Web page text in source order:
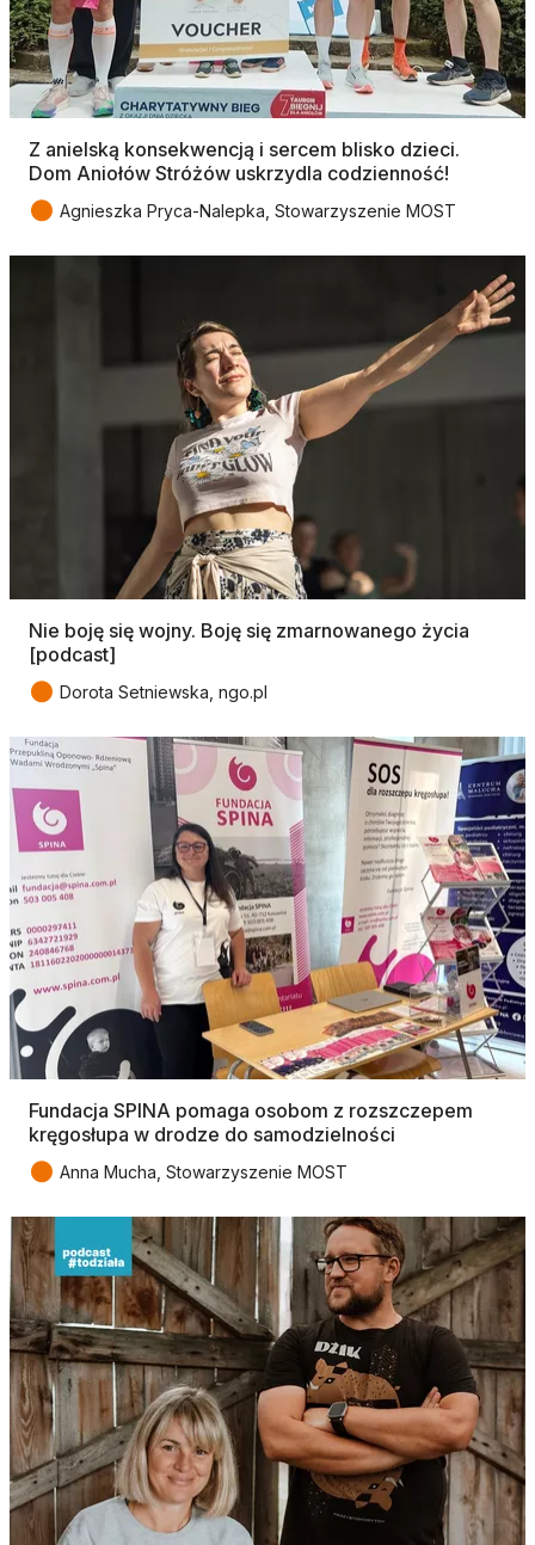
Z anielską konsekwencją i sercem blisko dzieci.
Dom Aniołów Stróżów uskrzydla codzienność!
● Agnieszka Pryca-Nalepka, Stowarzyszenie MOST
Nie boję się wojny. Boję się zmarnowanego życia
[podcast]
● Dorota Setniewska, ngo.pl
Fundacja SPINA pomaga osobom z rozszczepem
kręgosłupa w drodze do samodzielności
● Anna Mucha, Stowarzyszenie MOST